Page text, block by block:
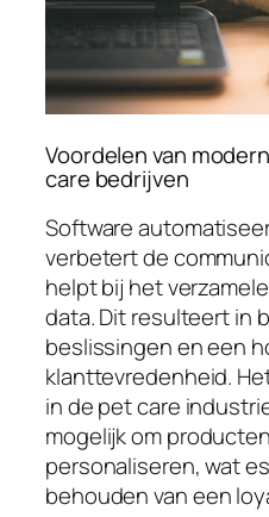
Voordelen van
care bedrijven
Software
verbetert de
helpt bij het
data. Dit resulteert in
beslissingen en een
klanttevredenheid.
in de pet care
mogelijk om
personaliseren, wat
behouden van een